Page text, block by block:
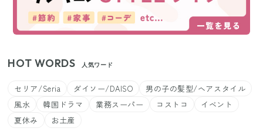
HOT WORDS 人気ワード
セリア/Seria ダイソー/DAISO
男の子の髪型/ヘアスタイル
風水
韓国ドラマ 業務スーパー コストコ
イベント
夏休み
お土産